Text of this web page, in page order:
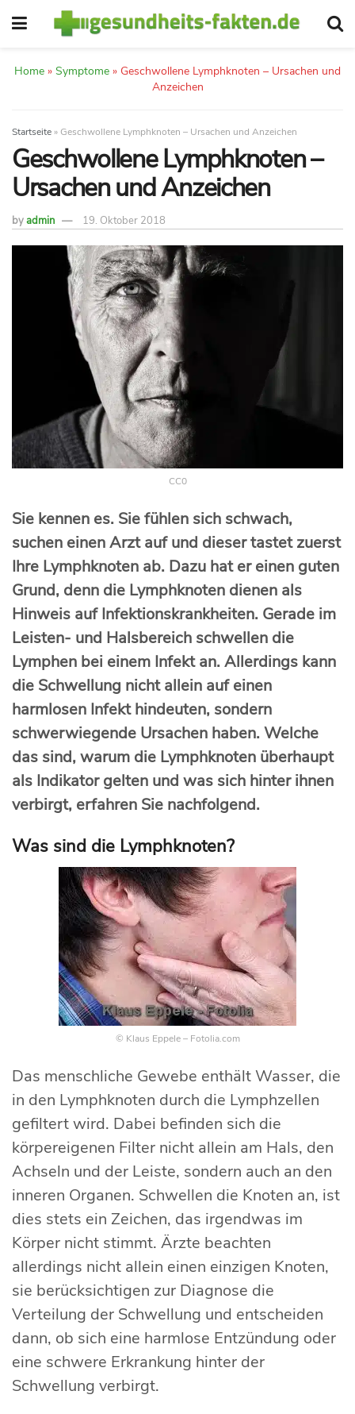
Home » Symptome » Geschwollene Lymphknoten – Ursachen und
Anzeichen
Startseite » Geschwollene Lymphknoten – Ursachen und Anzeichen
Geschwollene Lymphknoten –
Ursachen und Anzeichen
byadmin 19. Oktober 2018
CC0
Sie kennen es. Sie fühlen sich schwach,
suchen einen Arzt auf und dieser tastet zuerst
Ihre Lymphknoten ab. Dazu hat er einen guten
Grund, denn die Lymphknoten dienen als
Hinweis auf Infektionskrankheiten. Gerade im
Leisten- und Halsbereich schwellen die
Lymphen bei einem Infekt an. Allerdings kann
die Schwellung nicht allein auf einen
harmlosen Infekt hindeuten, sondern
schwerwiegende Ursachen haben. Welche
das sind, warum die Lymphknoten überhaupt
als Indikator gelten und was sich hinter ihnen
verbirgt, erfahren Sie nachfolgend.
Was sind die Lymphknoten?
© Klaus Eppele – Fotolia.com
Das menschliche Gewebe enthält Wasser, die
in den Lymphknoten durch die Lymphzellen
gefiltert wird. Dabei befinden sich die
körpereigenen Filter nicht allein am Hals, den
Achseln und der Leiste, sondern auch an den
inneren Organen. Schwellen die Knoten an, ist
dies stets ein Zeichen, das irgendwas im
Körper nicht stimmt. Ärzte beachten
allerdings nicht allein einen einzigen Knoten,
sie berücksichtigen zur Diagnose die
Verteilung der Schwellung und entscheiden
dann, ob sich eine harmlose Entzündung oder
eine schwere Erkrankung hinter der
Schwellung verbirgt.